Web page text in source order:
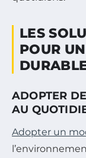
LES
POUR
ADOPTER
AU
Adopter un